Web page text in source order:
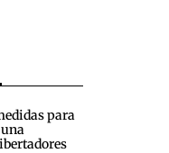
para